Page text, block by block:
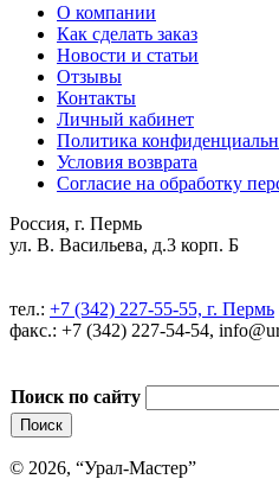
О компании
Как сделать заказ
Новости и статьи
Отзывы
Контакты
Личный кабинет
Политика
Условия возврата
Согласие на обработку
Россия, г. Пермь
ул. В. Васильева, д.3 корп. Б
тел.: +7 (342) 227-55-55, г. Пермь
факс.: +7 (342) 227-54-54,
Поиск по сайту
© 2026, “Урал-Мастер”